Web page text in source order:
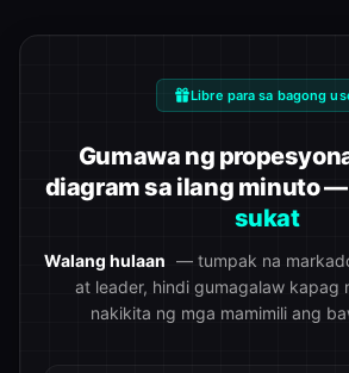
Libre para sa bagong
Gumawa ng
diagram sa ilang minuto
sukat
Walang hulaan — tumpak na
at leader, hindi gumagalaw kapag
nakikita ng mga mamimili ang